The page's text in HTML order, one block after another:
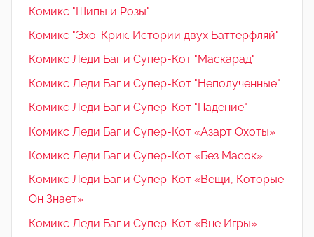
Комикс "Шипы и Розы"
Комикс "Эхо-Крик. Истории двух Баттерфляй"
Комикс Леди Баг и Супер-Кот "Маскарад"
Комикс Леди Баг и Супер-Кот "Неполученные"
Комикс Леди Баг и Супер-Кот "Падение"
Комикс Леди Баг и Супер-Кот «Азарт Охоты»
Комикс Леди Баг и Супер-Кот «Без Масок»
Комикс Леди Баг и Супер-Кот «Вещи, Которые
Он Знает»
Комикс Леди Баг и Супер-Кот «Вне Игры»